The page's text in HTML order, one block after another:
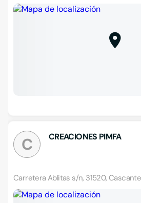
C CREACIONES PIMFA
Carretera Ablitas s/n, 31520,